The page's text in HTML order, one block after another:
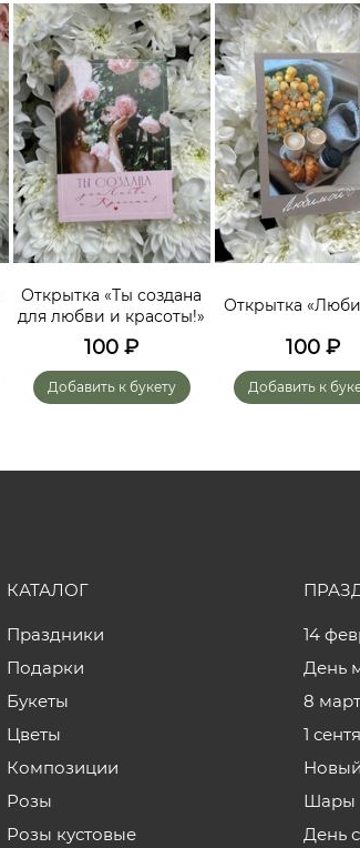
Открытка «Ты создана
для любви и красоты!»
100 ₽
Добавить к букету
Открытка
100₽
Добавить к
КАТАЛОГ
Праздники
Подарки
Букеты
Цветы
Композиции
Розы
Розы кустовые
14
День
8
1
Шары
День